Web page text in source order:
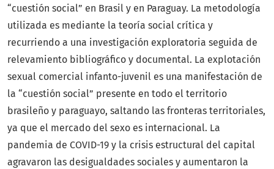
“cuestión social” en Brasil y en Paraguay. La metodología
utilizada es mediante la teoría social crítica y
recurriendo a una investigación exploratoria seguida de
relevamiento bibliográfico y documental. La explotación
sexual comercial infanto-juvenil es una manifestación de
la “cuestión social” presente en todo el territorio
brasileño y paraguayo, saltando las fronteras territoriales,
ya que el mercado del sexo es internacional. La
pandemia de COVID-19 y la crisis estructural del capital
agravaron las desigualdades sociales y aumentaron la